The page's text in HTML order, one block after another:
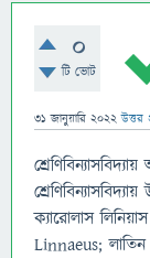
0
টি ভোট
31 জানুয়ারি 2022 উত্তর
ক‍্যারোলাস
Linnaeus; লাতিন